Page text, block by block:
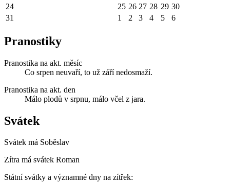
24 25 26 27 28 29 30
31
1 2 3 4 5 6
Pranostiky
Pranostika na akt. měsíc
Co srpen neuvaří, to už září nedosmaží.
Pranostika na akt. den
Málo plodů v srpnu, málo včel z jara.
Svátek
Svátek má Soběslav
Zítra má svátek Roman
Státní svátky a významné dny na zítřek: